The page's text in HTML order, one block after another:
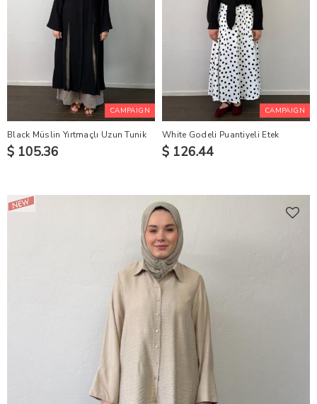
CAMPAIGN
Black Müslin Yırtmaçlı Uzun Tunik
$ 105.36
CAMPAIGN
White Godeli Puantiyeli Etek
$ 126.44